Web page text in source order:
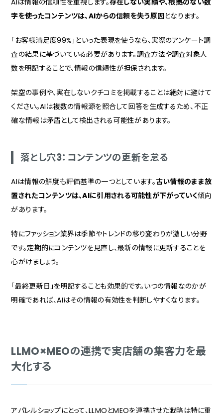
AIは情報の信頼性を重視します。存在しない実績や、根拠のない数
字を使ったコンテンツは、AIからの信頼を失う原因となります。
「お客様満足度99%」といった表現を使うなら、実際のアンケート調
査の結果に基づいている必要があります。調査方法や調査対象人
数を明記することで、情報の信頼性が担保されます。
架空の事例や、実在しないクチコミを掲載することは絶対に避けて
ください。AIは複数の情報源を照合して回答を生成するため、不正
確な情報は矛盾として検出される可能性があります。
落とし穴3：コンテンツの更新を怠る
AIは情報の鮮度も評価基準の一つとしています。古い情報のまま放
置されたコンテンツは、AIに引用される可能性が下がっていく傾向
があります。
特にファッション業界は季節やトレンドの移り変わりが激しい分野
です。定期的にコンテンツを見直し、最新の情報に更新することを
心がけましょう。
「最終更新日」を明記することも効果的です。いつの情報なのかが
明確であれば、AIはその情報の有効性を判断しやすくなります。
LLMO×MEOの連携で実店舗の集客力を最
大化する
アパレルショップにとって、LLMOとMEOを連携させた戦略は特に重